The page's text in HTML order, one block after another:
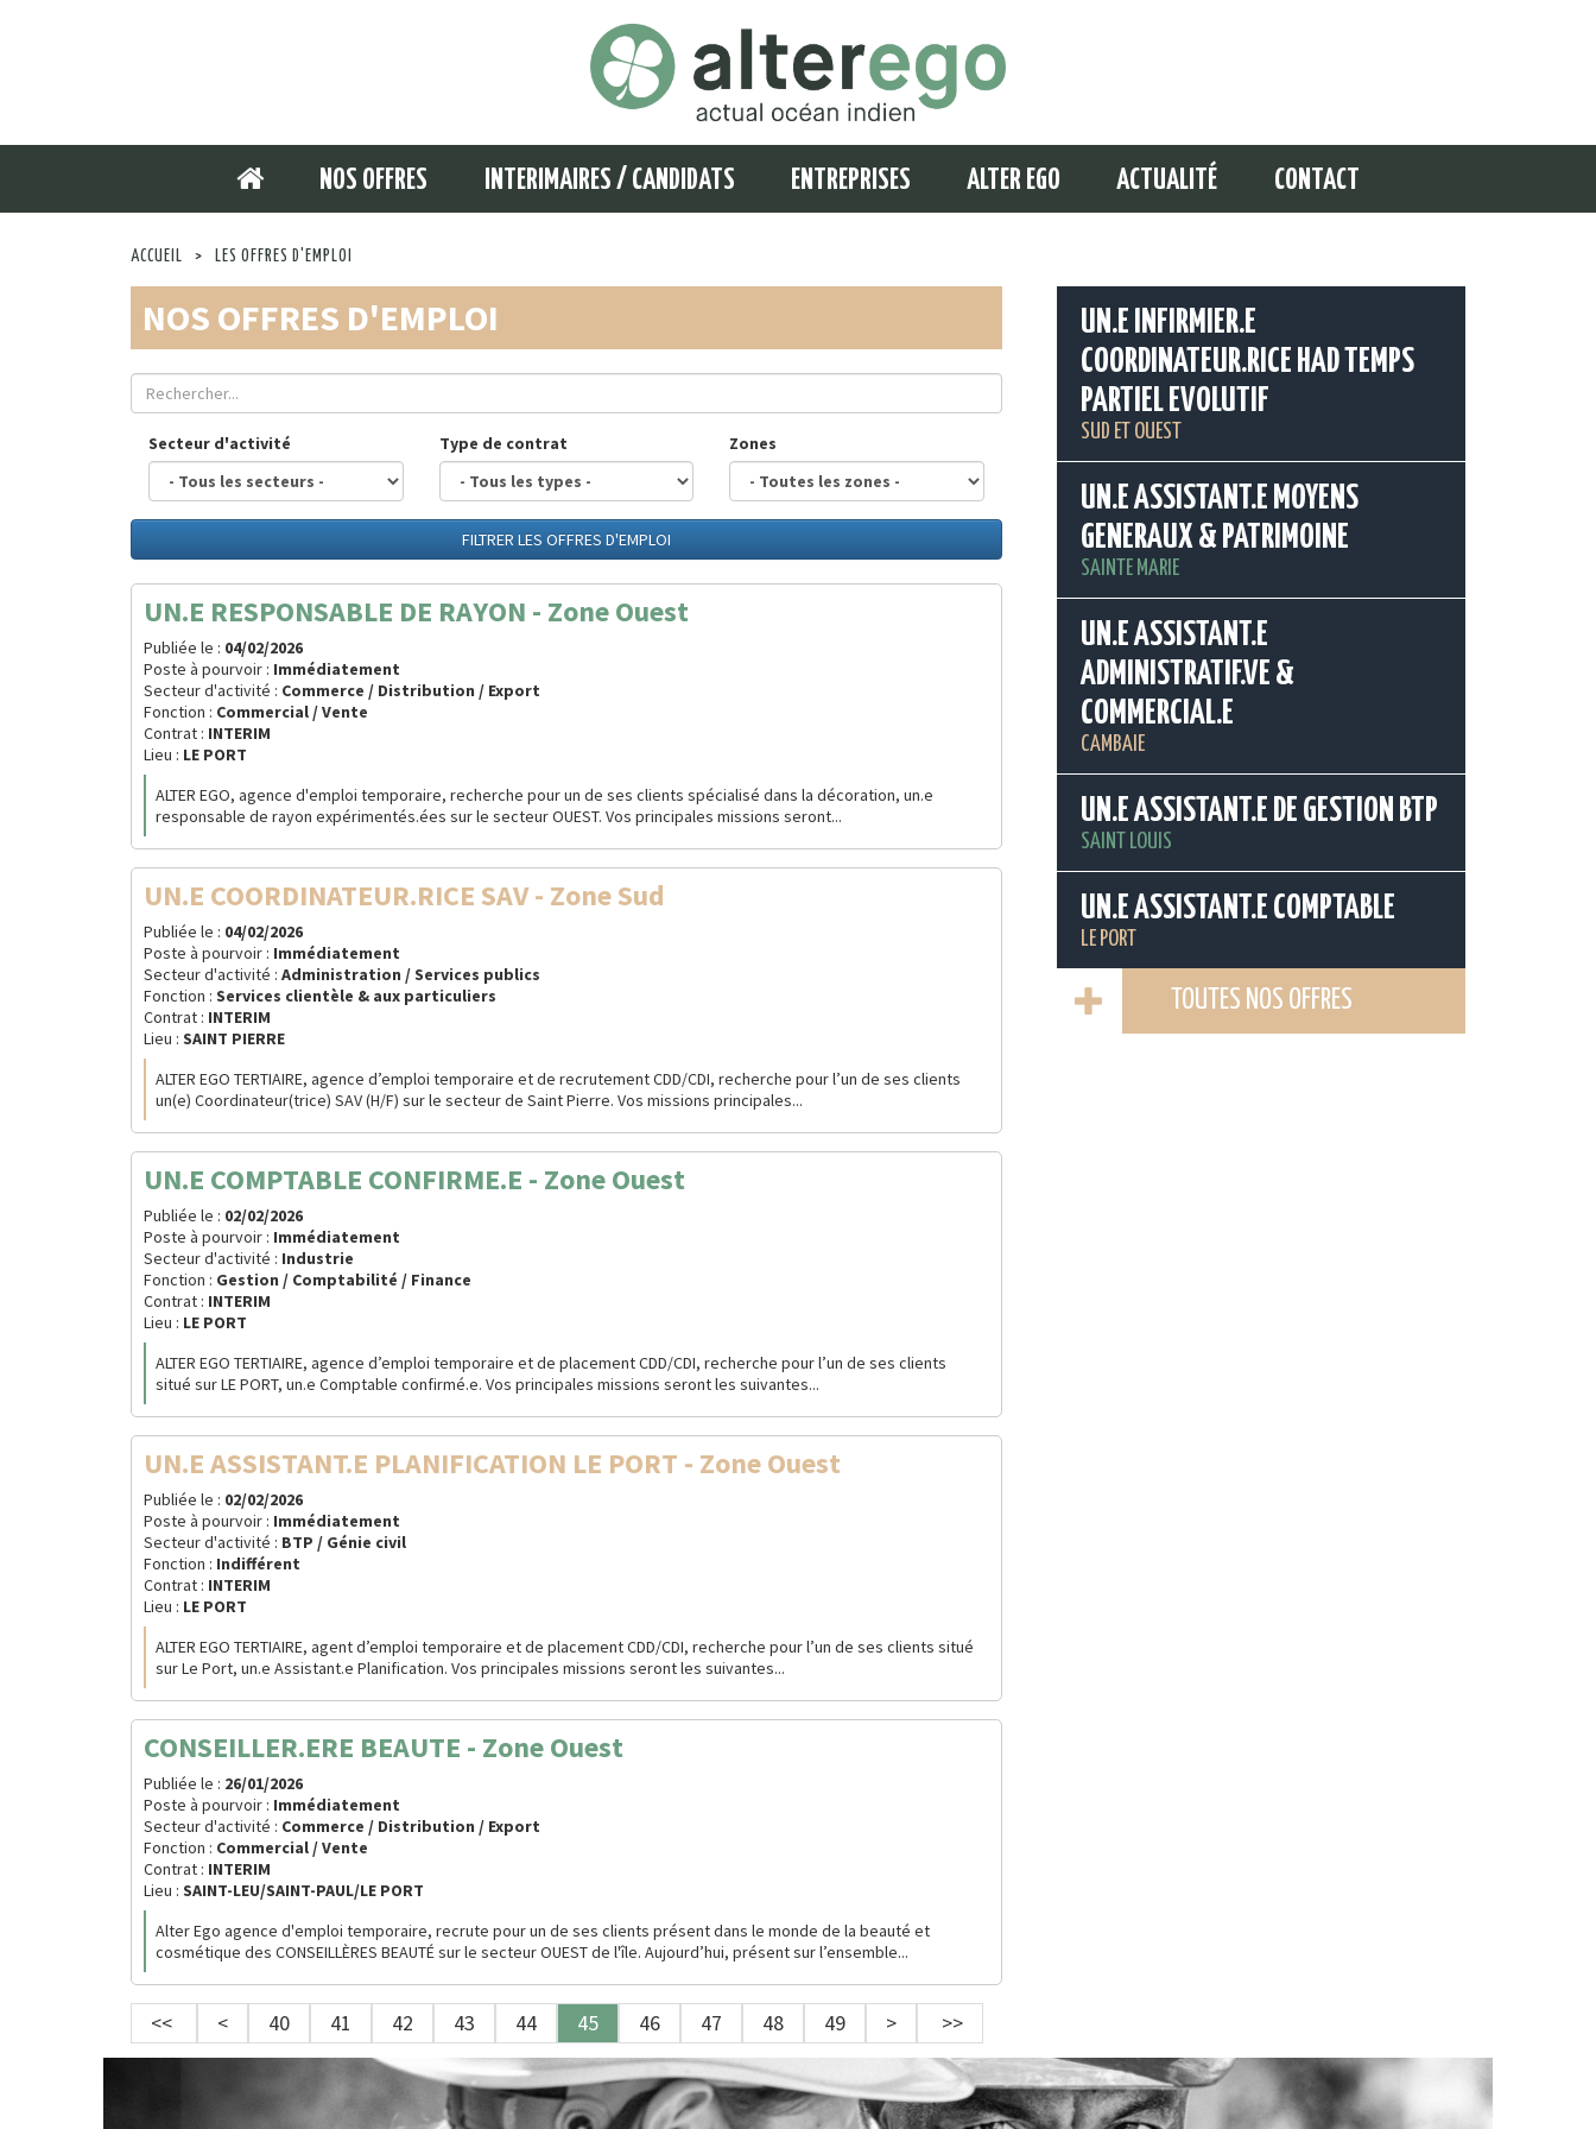
NOS OFFRES INTERIMAIRES / CANDIDATS ENTREPRISES ALTER EGO ACTUALITÉ CONTACT
ACCUEIL > LES OFFRES D'EMPLOI
NOS OFFRES D'EMPLOI
Secteur d'activité Type de contrat Zones
FILTRER LES OFFRES D'EMPLOI
UN.E RESPONSABLE DE RAYON - Zone Ouest
Publiée le : 04/02/2026
Poste à pourvoir : Immédiatement
Secteur d'activité : Commerce / Distribution / Export
Fonction : Commercial / Vente
Contrat : INTERIM
Lieu : LE PORT
ALTER EGO, agence d'emploi temporaire, recherche pour un de ses clients spécialisé dans la décoration, un.e
responsable de rayon expérimentés.ées sur le secteur OUEST. Vos principales missions seront...
UN.E COORDINATEUR.RICE SAV - Zone Sud
Publiée le : 04/02/2026
Poste à pourvoir : Immédiatement
Secteur d'activité : Administration / Services publics
Fonction : Services clientèle & aux particuliers
Contrat : INTERIM
Lieu : SAINT PIERRE
ALTER EGO TERTIAIRE, agence d’emploi temporaire et de recrutement CDD/CDI, recherche pour l’un de ses clients
un(e) Coordinateur(trice) SAV (H/F) sur le secteur de Saint Pierre. Vos missions principales...
UN.E COMPTABLE CONFIRME.E - Zone Ouest
Publiée le : 02/02/2026
Poste à pourvoir : Immédiatement
Secteur d'activité : Industrie
Fonction : Gestion / Comptabilité / Finance
Contrat : INTERIM
Lieu : LE PORT
ALTER EGO TERTIAIRE, agence d’emploi temporaire et de placement CDD/CDI, recherche pour l’un de ses clients
situé sur LE PORT, un.e Comptable confirmé.e. Vos principales missions seront les suivantes...
UN.E ASSISTANT.E PLANIFICATION LE PORT - Zone Ouest
Publiée le : 02/02/2026
Poste à pourvoir : Immédiatement
Secteur d'activité : BTP / Génie civil
Fonction : Indifférent
Contrat : INTERIM
Lieu : LE PORT
ALTER EGO TERTIAIRE, agent d’emploi temporaire et de placement CDD/CDI, recherche pour l’un de ses clients situé
sur Le Port, un.e Assistant.e Planification. Vos principales missions seront les suivantes...
CONSEILLER.ERE BEAUTE - Zone Ouest
Publiée le : 26/01/2026
Poste à pourvoir : Immédiatement
Secteur d'activité : Commerce / Distribution / Export
Fonction : Commercial / Vente
Contrat : INTERIM
Lieu : SAINT-LEU/SAINT-PAUL/LE PORT
Alter Ego agence d'emploi temporaire, recrute pour un de ses clients présent dans le monde de la beauté et
cosmétique des CONSEILLÈRES BEAUTÉ sur le secteur OUEST de l'île. Aujourd’hui, présent sur l’ensemble...
<< < 40 41 42 43 44 45 46 47 48 49 > >>
UN.E INFIRMIER.E
COORDINATEUR.RICE HAD TEMPS
PARTIEL EVOLUTIF
SUD ET OUEST
UN.E ASSISTANT.E MOYENS
GENERAUX & PATRIMOINE
SAINTE MARIE
UN.E ASSISTANT.E
ADMINISTRATIF.VE &
COMMERCIAL.E
CAMBAIE
UN.E ASSISTANT.E DE GESTION BTP
SAINT LOUIS
UN.E ASSISTANT.E COMPTABLE
LE PORT
TOUTES NOS OFFRES